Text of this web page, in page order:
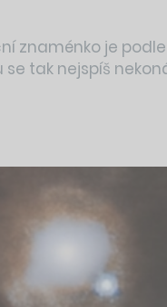
znaménko je
tak nejspíš